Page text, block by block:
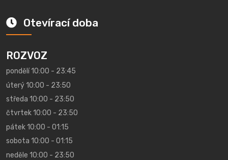
Otevírací doba
ROZVOZ
pondělí 10:00 - 23:45
úterý 10:00 - 23:50
středa 10:00 - 23:50
čtvrtek 10:00 - 23:50
pátek 10:00 - 01:15
sobota 10:00 - 01:15
neděle 10:00 - 23:50